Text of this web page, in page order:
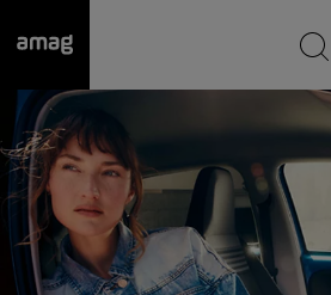
wurde als Ihre Garage